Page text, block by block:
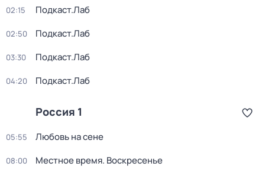
02:15 Подкаст.Лаб
02:50 Подкаст.Лаб
03:30 Подкаст.Лаб
04:20 Подкаст.Лаб
Россия 1
05:55 Любовь на сене
08:00 Местное время. Воскресенье